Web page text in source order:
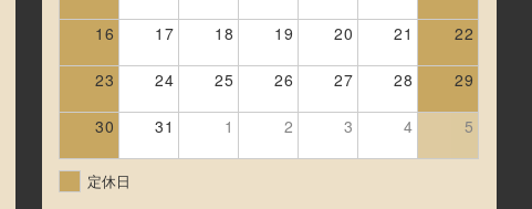
16 17 18 19 20 21 22
23 24 25 26 27 28 29
30 31 1 2 3 4 5
定休日